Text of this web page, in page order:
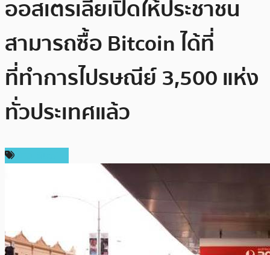
ออสเตรเลียเปิดให้ประชาชน
สามารถซื้อ Bitcoin ได้ที่
ที่ทำการไปรษณีย์ 3,500 แห่ง
ทั่วประเทศแล้ว